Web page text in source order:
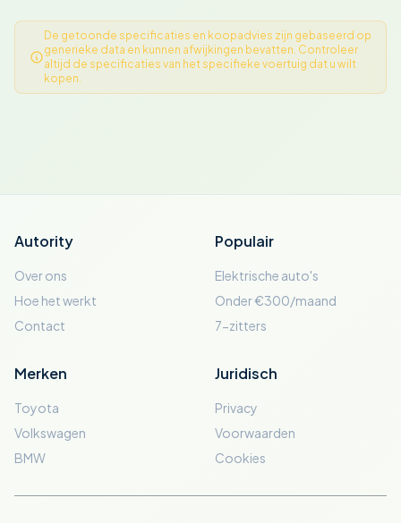
De getoonde specificaties en koopadvies zijn gebaseerd op
generieke data en kunnen afwijkingen bevatten. Controleer
altijd de specificaties van het specifieke voertuig dat u wilt
kopen.
Autority
Over ons
Hoe het werkt
Contact
Populair
Elektrische auto's
Onder €300/maand
7-zitters
Merken
Toyota
Volkswagen
BMW
Juridisch
Privacy
Voorwaarden
Cookies